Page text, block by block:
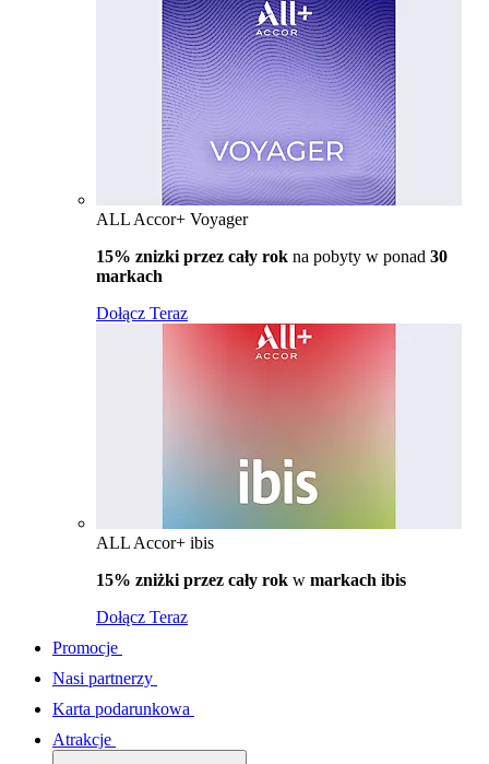
ALL Accor+ Voyager
15% znizki przez cały rok na pobyty w ponad 30
markach
Dołącz Teraz
ALL Accor+ ibis
15% zniżki przez cały rok w markach ibis
Dołącz Teraz
Promocje
Nasi partnerzy
Karta podarunkowa
Atrakcje